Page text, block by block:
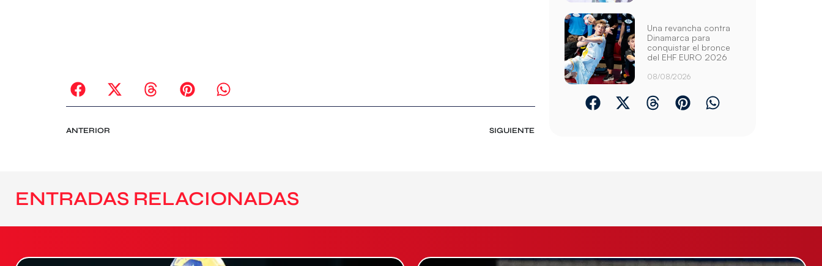
ANTERIOR SIGUIENTE
Una revancha contra
Dinamarca para
conquistar el bronce
del EHF EURO 2026
08/08/2026
ENTRADAS RELACIONADAS